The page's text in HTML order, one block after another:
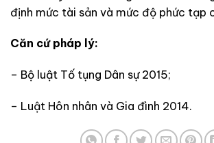
định mức tài sản và mức độ phức tạp
Căn cứ pháp lý:
– Bộ luật Tố tụng Dân sự 2015;
– Luật Hôn nhân và Gia đình 2014.